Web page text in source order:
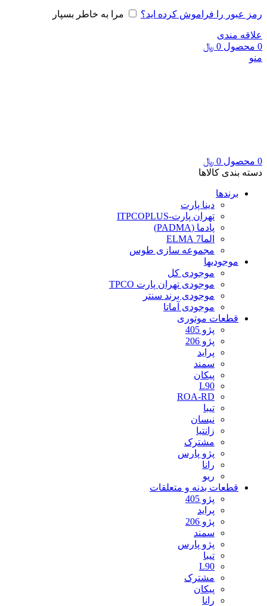
رمز عبور را فراموش کرده اید؟ مرا به خاطر بسپار
علاقه مندی
0 محصول 0 ﷼
منو
0 محصول 0 ﷼
دسته بندی کالاها
برندها
دینا پارت
تهران پارت-ITPCOPLUS
پادما (PADMA)
الما7 ELMA
مجموعه سازی طوس
موجودیها
موجودی کل
موجودی تهران پارت TPCO
موجودی برند سنتر
موجودی آماتا
قطعات موتوری
پژو 405
پژو 206
پراید
سمند
پیکان
L90
ROA-RD
تیبا
نیسان
زانتیا
مشترک
پژو پارس
رانا
ریو
قطعات بدنه و متعلقات
پژو 405
پراید
پژو 206
سمند
پژو پارس
تیبا
L90
مشترک
پیکان
رانا